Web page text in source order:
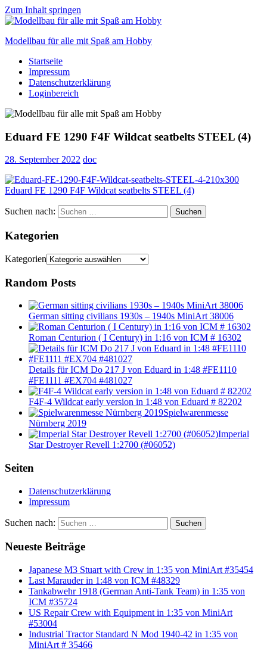
Zum Inhalt springen
Modellbau für alle mit Spaß am Hobby
Scale
modelling
to
Startseite
Impressum
Datenschutzerklärung
Loginbereich
Eduard FE 1290 F4F Wildcat seatbelts STEEL (4)
28. September 2022 doc
Suchen nach: Suchen
Kategorien
Kategorien
Random Posts
German sitting civilians 1930s – 1940s MiniArt 38006
Roman Centurion ( I Century) in 1:16 von ICM # 16302
Details für ICM Do 217 J von Eduard in 1:48 #FE1110
#FE1111 #EX704 #481027
F4F-4 Wildcat early version in 1:48 von Eduard # 82202
Spielwarenmesse
Nürnberg 2019
Imperial
Star Destroyer Revell 1:2700 (#06052)
Seiten
Datenschutzerklärung
Impressum
Suchen nach: Suchen
Neueste Beiträge
Japanese M3 Stuart with Crew in 1:35 von MiniArt #35454
Last Marauder in 1:48 von ICM #48329
Tankabwehr 1918 (German Anti-Tank Team) in 1:35 von
ICM #35724
US Repair Crew with Equipment in 1:35 von MiniArt
#53004
Industrial Tractor Standard N Mod 1940-42 in 1:35 von
MiniArt # 35466